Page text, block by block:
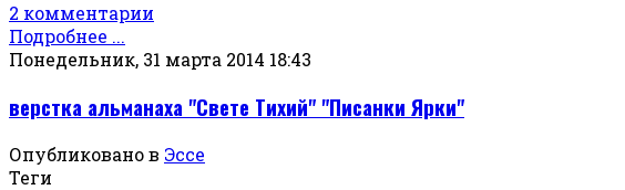
2 комментарии
Подробнее ...
Понедельник, 31 марта 2014 18:43
верстка альманаха "Свете Тихий" "Писанки Ярки"
Опубликовано в Эссе
Теги